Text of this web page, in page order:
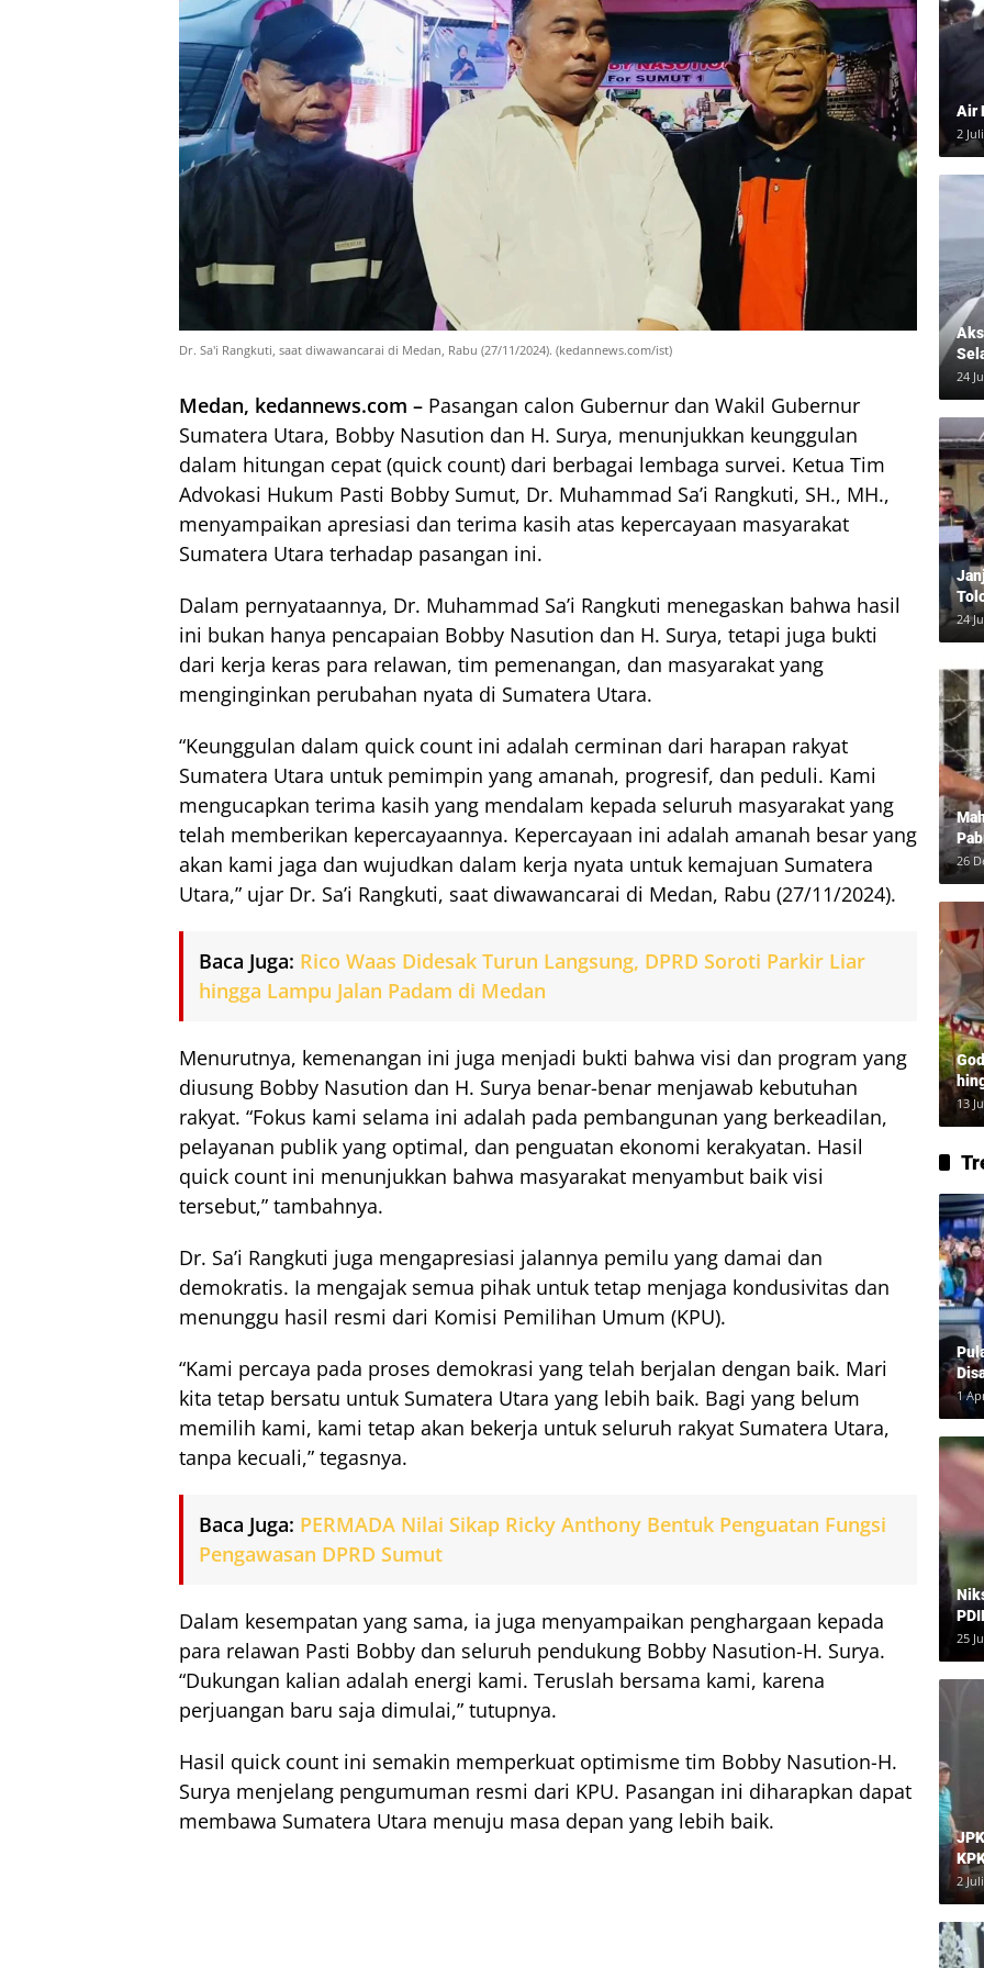
Dr. Sa'i Rangkuti, saat diwawancarai di Medan, Rabu (27/11/2024). (kedannews.com/ist)
Medan, kedannews.com – Pasangan calon Gubernur dan Wakil Gubernur
Sumatera Utara, Bobby Nasution dan H. Surya, menunjukkan keunggulan
dalam hitungan cepat (quick count) dari berbagai lembaga survei. Ketua Tim
Advokasi Hukum Pasti Bobby Sumut, Dr. Muhammad Sa’i Rangkuti, SH., MH.,
menyampaikan apresiasi dan terima kasih atas kepercayaan masyarakat
Sumatera Utara terhadap pasangan ini.
Dalam pernyataannya, Dr. Muhammad Sa’i Rangkuti menegaskan bahwa hasil
ini bukan hanya pencapaian Bobby Nasution dan H. Surya, tetapi juga bukti
dari kerja keras para relawan, tim pemenangan, dan masyarakat yang
menginginkan perubahan nyata di Sumatera Utara.
“Keunggulan dalam quick count ini adalah cerminan dari harapan rakyat
Sumatera Utara untuk pemimpin yang amanah, progresif, dan peduli. Kami
mengucapkan terima kasih yang mendalam kepada seluruh masyarakat yang
telah memberikan kepercayaannya. Kepercayaan ini adalah amanah besar yang
akan kami jaga dan wujudkan dalam kerja nyata untuk kemajuan Sumatera
Utara,” ujar Dr. Sa’i Rangkuti, saat diwawancarai di Medan, Rabu (27/11/2024).
Baca Juga: Rico Waas Didesak Turun Langsung, DPRD Soroti Parkir Liar
hingga Lampu Jalan Padam di Medan
Menurutnya, kemenangan ini juga menjadi bukti bahwa visi dan program yang
diusung Bobby Nasution dan H. Surya benar-benar menjawab kebutuhan
rakyat. “Fokus kami selama ini adalah pada pembangunan yang berkeadilan,
pelayanan publik yang optimal, dan penguatan ekonomi kerakyatan. Hasil
quick count ini menunjukkan bahwa masyarakat menyambut baik visi
tersebut,” tambahnya.
Dr. Sa’i Rangkuti juga mengapresiasi jalannya pemilu yang damai dan
demokratis. Ia mengajak semua pihak untuk tetap menjaga kondusivitas dan
menunggu hasil resmi dari Komisi Pemilihan Umum (KPU).
“Kami percaya pada proses demokrasi yang telah berjalan dengan baik. Mari
kita tetap bersatu untuk Sumatera Utara yang lebih baik. Bagi yang belum
memilih kami, kami tetap akan bekerja untuk seluruh rakyat Sumatera Utara,
tanpa kecuali,” tegasnya.
Baca Juga: PERMADA Nilai Sikap Ricky Anthony Bentuk Penguatan Fungsi
Pengawasan DPRD Sumut
Dalam kesempatan yang sama, ia juga menyampaikan penghargaan kepada
para relawan Pasti Bobby dan seluruh pendukung Bobby Nasution-H. Surya.
“Dukungan kalian adalah energi kami. Teruslah bersama kami, karena
perjuangan baru saja dimulai,” tutupnya.
Hasil quick count ini semakin memperkuat optimisme tim Bobby Nasution-H.
Surya menjelang pengumuman resmi dari KPU. Pasangan ini diharapkan dapat
membawa Sumatera Utara menuju masa depan yang lebih baik.
Air
2
24
24
26
13
1
25
2